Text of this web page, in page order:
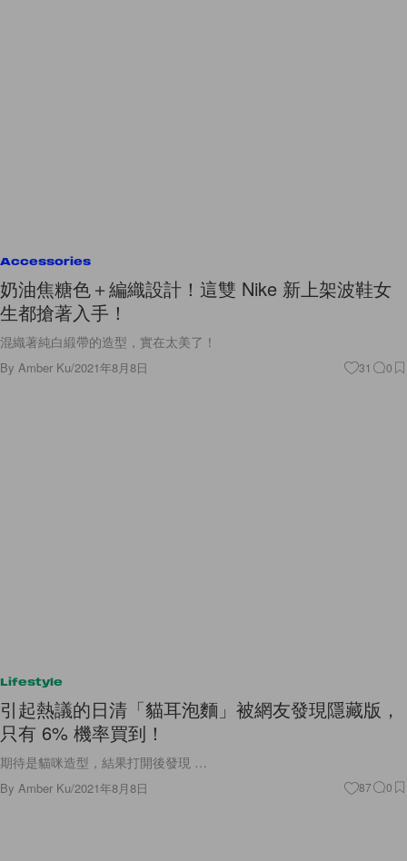
Accessories
奶油焦糖色＋編織設計！這雙 Nike 新上架波鞋女
生都搶著入手！
混織著純白緞帶的造型，實在太美了！
By Amber Ku/2021年8月8日 31 0
Lifestyle
引起熱議的日清「貓耳泡麵」被網友發現隱藏版，
只有 6% 機率買到！
期待是貓咪造型，結果打開後發現 …
By Amber Ku/2021年8月8日 87 0